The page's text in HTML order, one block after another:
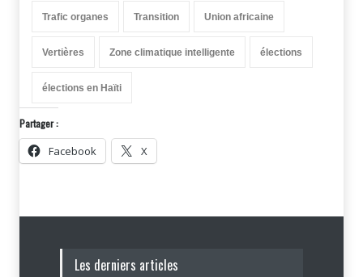
Trafic organes Transition Union africaine
Vertières Zone climatique intelligente élections
élections en Haïti
Partager :
Facebook X
Les derniers articles